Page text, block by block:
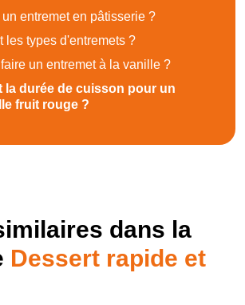
entremet en pâtisserie ?
les types d'entremets ?
un entremet à la vanille ?
la durée de cuisson pour un
fruit rouge ?
dans la
Dessert rapide et